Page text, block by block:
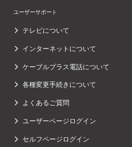
ユーザーサポート
テレビについて
インターネットについて
ケーブルプラス電話について
各種変更手続きについて
よくあるご質問
ユーザーページログイン
セルフページログイン